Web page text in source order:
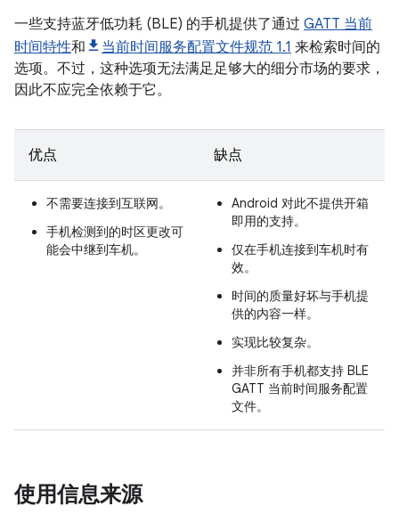
一些支持蓝牙低功耗 (BLE) 的手机提供了通过 GATT 当前
时间特性和 当前时间服务配置文件规范 1.1 来检索时间的
选项。不过，这种选项无法满足足够大的细分市场的要求，
因此不应完全依赖于它。
优点 缺点
不需要连接到互联网。
手机检测到的时区更改可
能会中继到车机。
Android 对此不提供开箱
即用的支持。
仅在手机连接到车机时有
效。
时间的质量好坏与手机提
供的内容一样。
实现比较复杂。
并非所有手机都支持 BLE
GATT 当前时间服务配置
文件。
使用信息来源